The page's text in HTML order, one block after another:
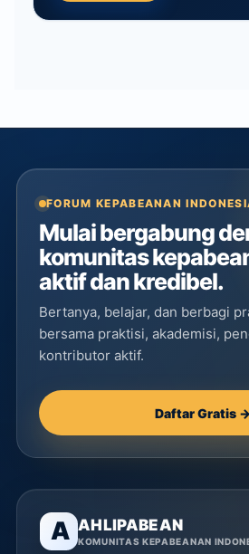
FORUM KEPABEANAN
Mulai bergabung
komunitas
aktif dan kredibel.
Bertanya, belajar, dan berbagi
bersama praktisi, akademisi,
kontributor aktif.
Daftar Gratis →
A AHLIPABEAN
KOMUNITAS KEPABEANAN